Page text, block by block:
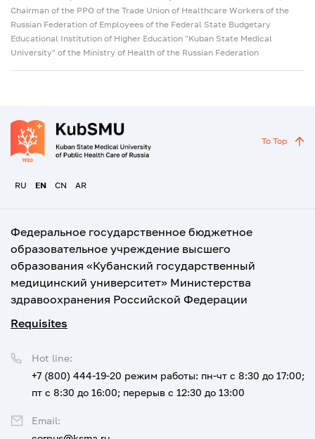
Chairman of the PPO of the Trade Union of Healthcare Workers of the
Russian Federation of Employees of the Federal State Budgetary
Educational Institution of Higher Education "Kuban State Medical
University" of the Ministry of Health of the Russian Federation
RU EN CN AR
To Top
Федеральное государственное бюджетное
образовательное учреждение высшего
образования «Кубанский государственный
медицинский университет» Министерства
здравоохранения Российской Федерации
Requisites
Hot line:
+7 (800) 444-19-20 режим работы: пн-чт с 8:30 до 17:00;
пт с 8:30 до 16:00; перерыв с 12:30 до 13:00
Email: